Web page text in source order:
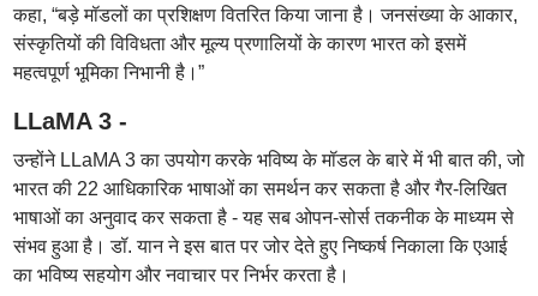
कहा, “बड़े मॉडलों का प्रशिक्षण वितरित किया जाना है। जनसंख्या के आकार,
संस्कृतियों की विविधता और मूल्य प्रणालियों के कारण भारत को इसमें
महत्वपूर्ण भूमिका निभानी है।”
LLaMA 3 -
उन्होंने LLaMA 3 का उपयोग करके भविष्य के मॉडल के बारे में भी बात की, जो
भारत की 22 आधिकारिक भाषाओं का समर्थन कर सकता है और गैर-लिखित
भाषाओं का अनुवाद कर सकता है - यह सब ओपन-सोर्स तकनीक के माध्यम से
संभव हुआ है। डॉ. यान ने इस बात पर जोर देते हुए निष्कर्ष निकाला कि एआई
का भविष्य सहयोग और नवाचार पर निर्भर करता है।